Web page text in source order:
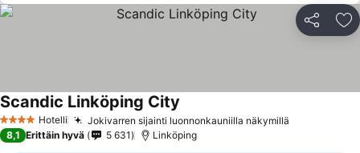
Jaa
4 Tähtiluokitus
Hotelli Jokivarren sijainti luonnonkauniilla näkymillä
Scandic Linköping City
8,1 Erittäin hyvä 5 631 Linköping